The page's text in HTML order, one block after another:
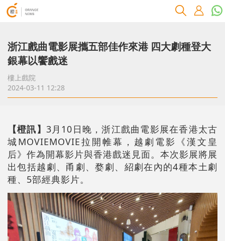
浙江戲曲電影展攜五部佳作來港 四大劇種登大
銀幕以饗戲迷
樓上戲院
2024-03-11 12:28
【橙訊】 3月10日晚，浙江戲曲電影展在香港太古
城MOVIEMOVIE拉開帷幕，越劇電影《漢文皇
后》作為開幕影片與香港戲迷見面。本次影展將展
出包括越劇、甬劇、婺劇、紹劇在內的4種本土劇
種、5部經典影片。